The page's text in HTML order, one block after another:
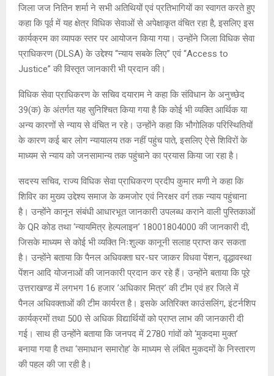
जिला जज नितिन शर्मा ने सभी अतिथियों एवं प्रतिभागियों का स्वागत करते हुए
कहा कि पूर्व में यह क्षेत्र विधिक सेवाओं से अपेक्षाकृत वंचित रहा है, इसलिए इस
कार्यक्रम का व्यापक स्तर पर आयोजन किया गया। उन्होंने जिला विधिक सेवा
प्राधिकरण (DLSA) के उद्देश्य “न्याय सबके लिए” एवं “Access to
Justice” की विस्तृत जानकारी भी प्रदान की।
विधिक सेवा प्राधिकरण के सचिव दयाराम ने कहा कि संविधान के अनुच्छेद
39(क) के अंतर्गत यह सुनिश्चित किया गया है कि कोई भी व्यक्ति आर्थिक या
अन्य कारणों से न्याय से वंचित न रहे। उन्होंने कहा कि भौगोलिक परिस्थितियों
के कारण कई बार लोग न्यायालय तक नहीं पहुंच पाते, इसलिए ऐसे शिविरों के
माध्यम से न्याय को जनसामान्य तक पहुंचाने का प्रयास किया जा रहा है।
सदस्य सचिव, राज्य विधिक सेवा प्राधिकरण प्रदीप कुमार मणी ने कहा कि
शिविर का मुख्य उद्देश्य समाज के कमजोर एवं निरक्षर वर्ग तक न्याय पहुंचाना
है। उन्होंने कानून संबंधी आधारभूत जानकारी उपलब्ध कराने वाली पुस्तिकाओं
के QR कोड तथा ‘न्यायमित्र हेल्पलाइन’ 18001804000 की जानकारी दी,
जिसके माध्यम से कोई भी व्यक्ति निःशुल्क कानूनी सलाह प्राप्त कर सकता
है। उन्होंने बताया कि पैनल अधिवक्ता घर-घर जाकर विधवा पेंशन, वृद्धावस्था
पेंशन आदि योजनाओं की जानकारी प्रदान कर रहे हैं। उन्होंने बताया कि पूरे
उत्तराखण्ड में लगभग 16 हजार ’अधिकार मित्र’ की टीम एवं हर जिले में
पैनल अधिवक्ताओं की टीम कार्यरत है। इसके अतिरिक्त काउंसलिंग, इंटर्नशिप
कार्यक्रमों तथा 500 से अधिक विद्यार्थियों को प्राप्त लाभ की जानकारी दी
गई। साथ ही उन्होंने बताया कि जनपद में 2780 गांवों को ‘मुकदमा मुक्त’
बनाया गया है तथा ‘समाधान समारोह’ के माध्यम से लंबित मुकदमों के निस्तारण
की पहल की जा रही है।